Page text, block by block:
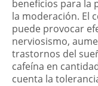
beneficios para la
la moderación. El
puede provocar
nerviosismo,
trastornos del
cafeína en
cuenta la